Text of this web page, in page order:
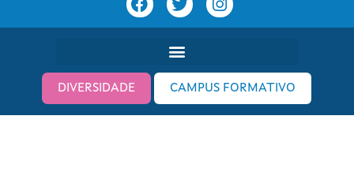
DIVERSIDADE CAMPUS FORMATIVO